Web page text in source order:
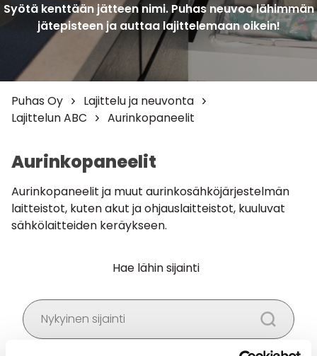
Syötä kenttään jätteen nimi. Puhas neuvoo lähimmän
jätepisteen ja auttaa lajittelemaan oikein!
Puhas Oy
Lajittelu ja neuvonta
Lajittelun ABC
Aurinkopaneelit
Aurinkopaneelit
Aurinkopaneelit ja muut aurinkosähköjärjestelmän
laitteistot, kuten akut ja ohjauslaitteistot, kuuluvat
sähkölaitteiden keräykseen.
Hae lähin sijainti